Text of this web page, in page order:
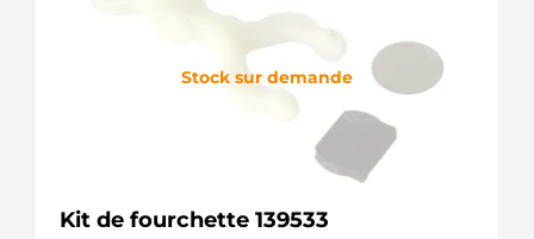
Stock sur demande
Kit de fourchette 139533